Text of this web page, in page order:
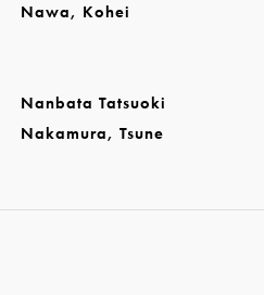
Nawa, Kohei
Nanbata Tatsuoki
Nakamura, Tsune